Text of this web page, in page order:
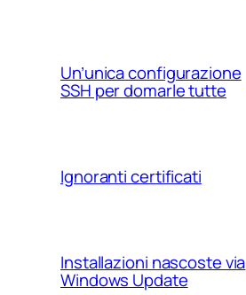
Un’unica configurazione
SSH per domarle tutte
Ignoranti certificati
Installazioni nascoste via
Windows Update